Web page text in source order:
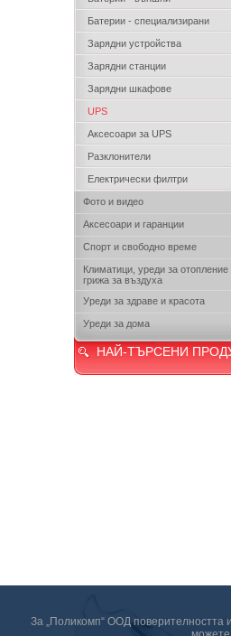
За „Поликомп“ ООД поверителността
Батерии - специализирани
Зарядни устройства
Зарядни станции
Зарядни шкафове
UPS
Аксесоари за UPS
Разклонители
Електрически филтри
Фото и видео
Аксесоари и гаранции
Спорт и свободно време
Климатици, уреди за отопление
грижа за въздуха
Уреди за здраве и красота
Уреди за дома
НАЙ-ТЪРСЕНИ